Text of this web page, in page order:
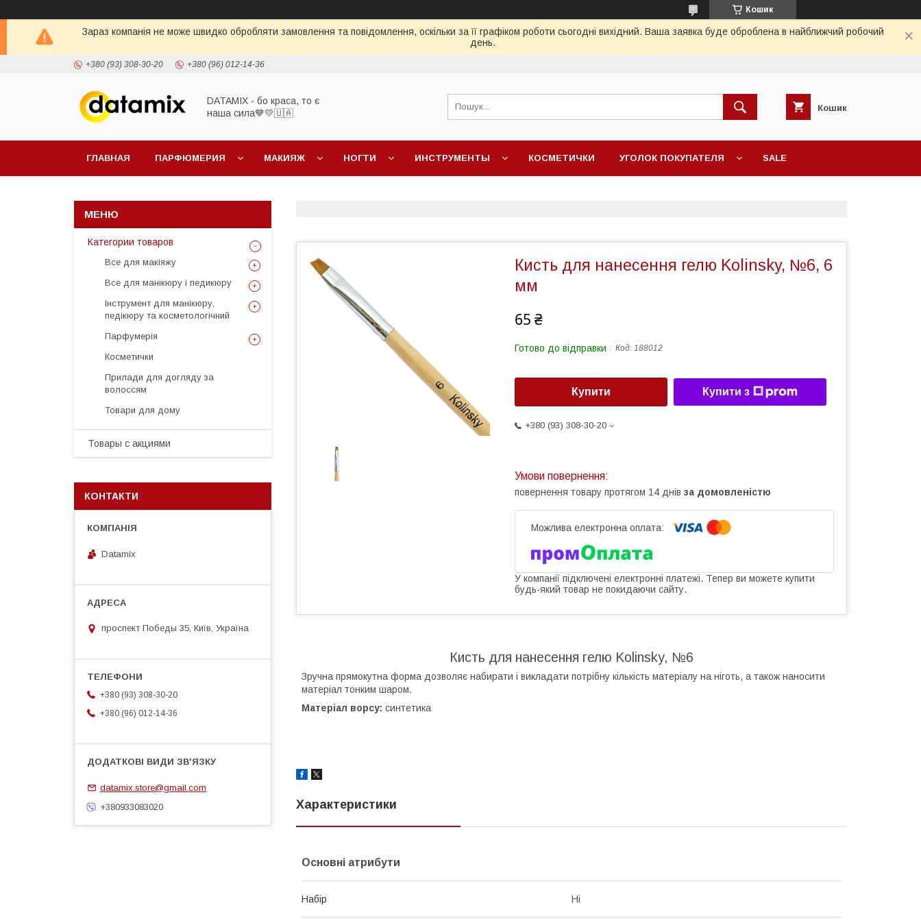
Кошик
Зараз компанія не може швидко обробляти замовлення та повідомлення, оскільки за її графіком роботи сьогодні вихідний. Ваша заявка буде оброблена в найближчий робочий
день.
+380 (93) 308-30-20 +380 (96) 012-14-36
DATAMIX - бо краcа, то є
наша сила​💙💛🇺🇦​
Кошик
ГЛАВНАЯ ПАРФЮМЕРИЯ МАКИЯЖ НОГТИ ИНСТРУМЕНТЫ КОСМЕТИЧКИ УГОЛОК ПОКУПАТЕЛЯ SALE
Кисть для нанесення гелю Kolinsky, №6, 6
мм
65 ₴
Готово до відправки Код: 188012
Купити Купити з
+380 (93) 308-30-20
повернення товару протягом 14 днів за домовленістю
У компанії підключені електронні платежі. Тепер ви можете купити
будь-який товар не покидаючи сайту.
Кисть для нанесення гелю Kolinsky, №6
Зручна прямокутна форма дозволяє набирати і викладати потрібну кількість матеріалу на ніготь, а також наносити
матеріал тонким шаром.
Матеріал ворсу: синтетика
Характеристики
Основні атрибути
Набір Ні
Категории товаров
Все для макіяжу
Все для манікюру і педикюру
Інструмент для манікюру,
педікюру та косметологічний
Парфумерія
Косметички
Прилади для догляду за
волоссям
Товари для дому
Товары с акциями
КОНТАКТИ
Datamix
проспект Победы 35, Київ, Україна
+380 (93) 308-30-20
+380 (96) 012-14-36
datamix.store@gmail.com
+380933083020